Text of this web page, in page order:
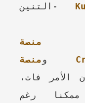
-التنين
منصة
ومنصة
الأمر فات،
رغم